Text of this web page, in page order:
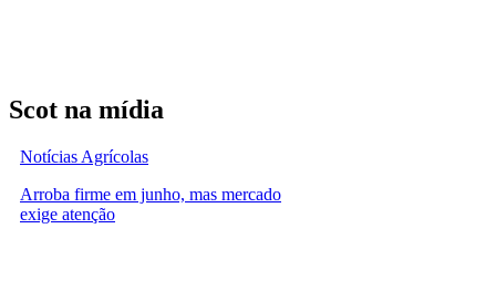
Scot na mídia
Notícias Agrícolas
Arroba firme em junho, mas mercado
exige atenção